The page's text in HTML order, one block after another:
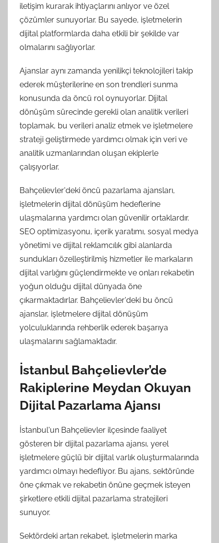
iletişim kurarak ihtiyaçlarını anlıyor ve özel
çözümler sunuyorlar. Bu sayede, işletmelerin
dijital platformlarda daha etkili bir şekilde var
olmalarını sağlıyorlar.
Ajanslar aynı zamanda yenilikçi teknolojileri takip
ederek müşterilerine en son trendleri sunma
konusunda da öncü rol oynuyorlar. Dijital
dönüşüm sürecinde gerekli olan analitik verileri
toplamak, bu verileri analiz etmek ve işletmelere
strateji geliştirmede yardımcı olmak için veri ve
analitik uzmanlarından oluşan ekiplerle
çalışıyorlar.
Bahçelievler'deki öncü pazarlama ajansları,
işletmelerin dijital dönüşüm hedeflerine
ulaşmalarına yardımcı olan güvenilir ortaklardır.
SEO optimizasyonu, içerik yaratımı, sosyal medya
yönetimi ve dijital reklamcılık gibi alanlarda
sundukları özelleştirilmiş hizmetler ile markaların
dijital varlığını güçlendirmekte ve onları rekabetin
yoğun olduğu dijital dünyada öne
çıkarmaktadırlar. Bahçelievler'deki bu öncü
ajanslar, işletmelere dijital dönüşüm
yolculuklarında rehberlik ederek başarıya
ulaşmalarını sağlamaktadır.
İstanbul Bahçelievler’de
Rakiplerine Meydan Okuyan
Dijital Pazarlama Ajansı
İstanbul'un Bahçelievler ilçesinde faaliyet
gösteren bir dijital pazarlama ajansı, yerel
işletmelere güçlü bir dijital varlık oluşturmalarında
yardımcı olmayı hedefliyor. Bu ajans, sektöründe
öne çıkmak ve rekabetin önüne geçmek isteyen
şirketlere etkili dijital pazarlama stratejileri
sunuyor.
Sektördeki artan rekabet, işletmelerin marka